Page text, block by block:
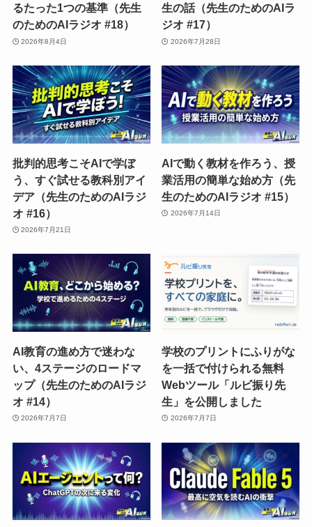
るたった1つの基準（先生
のためのAIラジオ #18）
2026年8月4日
生の話（先生のためのAIラ
ジオ #17）
2026年7月28日
批判的思考こそAIで学ぼ
う、すぐ試せる教科別アイ
デア（先生のためのAIラジ
オ #16）
2026年7月21日
AIで動く教材を作ろう、授
業活用の簡単な始め方（先
生のためのAIラジオ #15）
2026年7月14日
AI教育の進め方で迷わな
い、4ステージのロードマ
ップ（先生のためのAIラジ
オ #14）
2026年7月7日
学校のプリントにふりがな
を一括で付けられる無料
Webツール「ルビ振り先
生」を公開しました
2026年7月7日